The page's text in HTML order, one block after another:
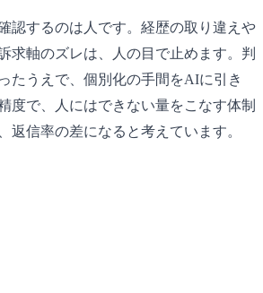
認するのは人です。経歴の取り違えや
求軸のズレは、人の目で止めます。判
たうえで、個別化の手間をAIに引き
度で、人にはできない量をこなす体制
返信率の差になると考えています。